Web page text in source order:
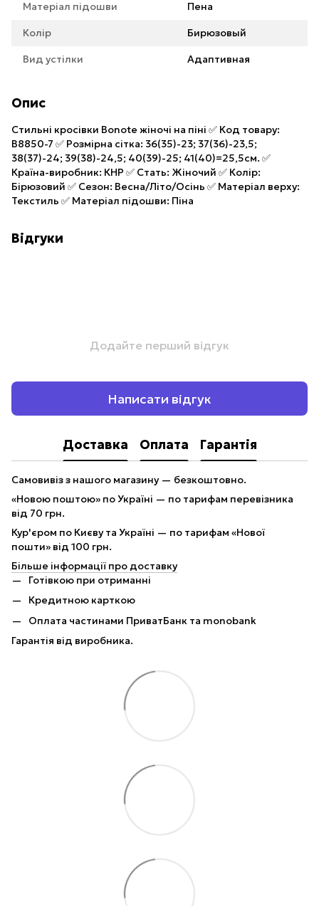
Матеріал підошви Пена
Колір Бирюзовый
Вид устілки Адаптивная
Опис
Стильні кросівки Bonote жіночі на піні ✅ Код товару:
B8850-7 ✅ Розмірна сітка: 36(35)-23; 37(36)-23,5;
38(37)-24; 39(38)-24,5; 40(39)-25; 41(40)=25,5см. ✅
Країна-виробник: КНР ✅ Стать: Жіночий ✅ Колір:
Бірюзовий ✅ Сезон: Весна/Літо/Осінь ✅ Матеріал верху:
Текстиль ✅ Матеріал підошви: Піна
Відгуки
Додайте перший відгук
Написати відгук
Доставка Оплата Гарантія
Самовивіз з нашого магазину — безкоштовно.
«Новою поштою» по Україні — по тарифам перевізника
від 70 грн.
Кур'єром по Києву та Україні — по тарифам «Нової
пошти» від 100 грн.
Більше інформації про доставку
Готівкою при отриманні
Кредитною карткою
Оплата частинами ПриватБанк та monobank
Гарантія від виробника.